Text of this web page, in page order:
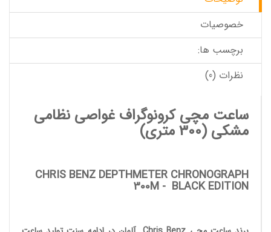
خصوصیات
برچسب ها:
نظرات (0)
ساعت مچی کرونوگراف غواصی نظامی
مشکی(300 متری)
CHRIS BENZ DEPTHMETER CHRONOGRAPH
300M - BLACK EDITION